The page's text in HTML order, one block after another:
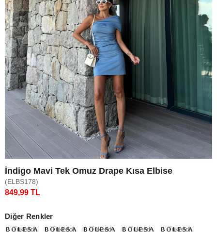
İndigo Mavi Tek Omuz Drape Kısa Elbise
(ELBS178)
849,99 TL
Diğer Renkler
Tükendi Tükendi Tükendi Tükendi Tükendi